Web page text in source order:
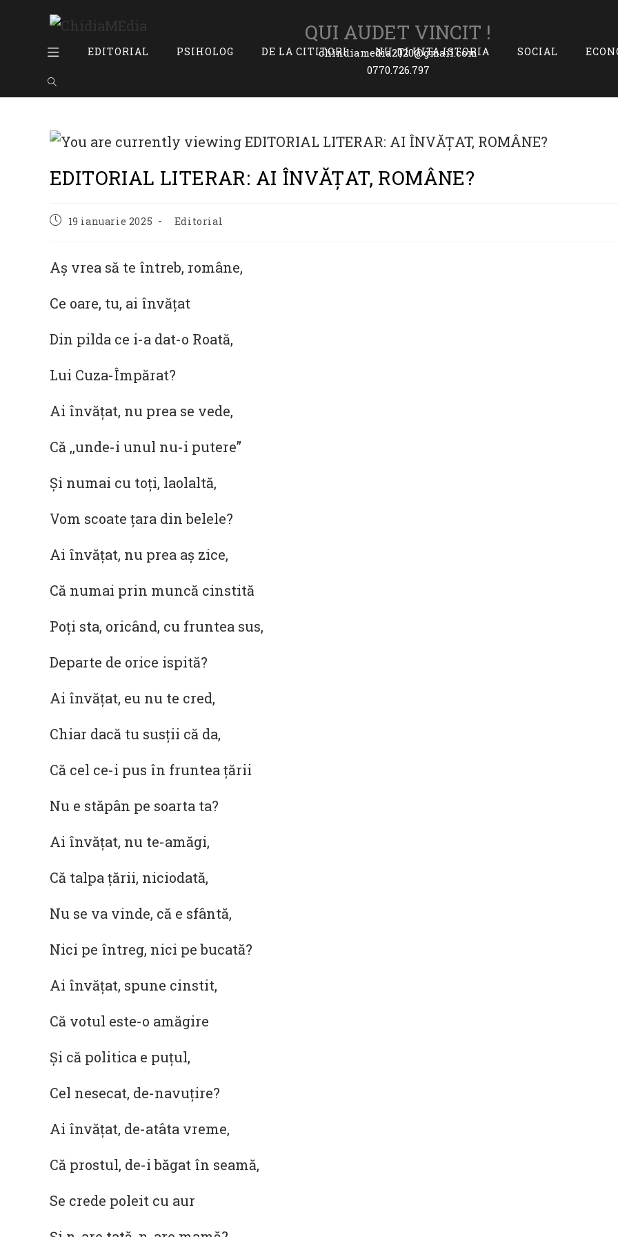
QUI AUDET VINCIT !
chindiamedia2020@gmail.com
0770.726.797
EDITORIAL PSIHOLOG DE LA CITITORI NU-ȚI UITA ISTORIA SOCIAL
Toggle
search
EDITORIAL LITERAR: AI ÎNVĂȚAT, ROMÂNE?
Post19 ianuarie 2025
Post
Editorial
Aș vrea să te întreb, române,
Ce oare, tu, ai învățat
Din pilda ce i-a dat-o Roată,
Lui Cuza-Împărat?
Ai învățat, nu prea se vede,
Că ,,unde-i unul nu-i putere”
Și numai cu toți, laolaltă,
Vom scoate țara din belele?
Ai învățat, nu prea aș zice,
Că numai prin muncă cinstită
Poți sta, oricând, cu fruntea sus,
Departe de orice ispită?
Ai învățat, eu nu te cred,
Chiar dacă tu susții că da,
Că cel ce-i pus în fruntea țării
Nu e stăpân pe soarta ta?
Ai învățat, nu te-amăgi,
Că talpa țării, niciodată,
Nu se va vinde, că e sfântă,
Nici pe întreg, nici pe bucată?
Ai învățat, spune cinstit,
Că votul este-o amăgire
Și că politica e puțul,
Cel nesecat, de-navuțire?
Ai învățat, de-atâta vreme,
Că prostul, de-i băgat în seamă,
Se crede poleit cu aur